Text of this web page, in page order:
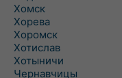
Хомск
Хорева
Хоромск
Хотислав
Хотыничи
Чернавчицы